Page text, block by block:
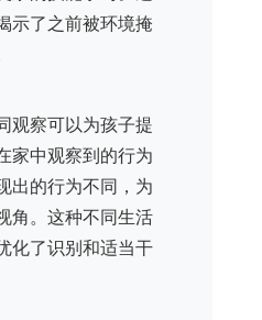
示了之前被环境掩
观察可以为孩子提
家中观察到的行为
出的行为不同，为
角。这种不同生活
化了识别和适当干